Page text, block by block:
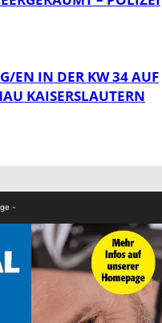
EN IN DER KW 34 AUF
KAISERSLAUTERN
-